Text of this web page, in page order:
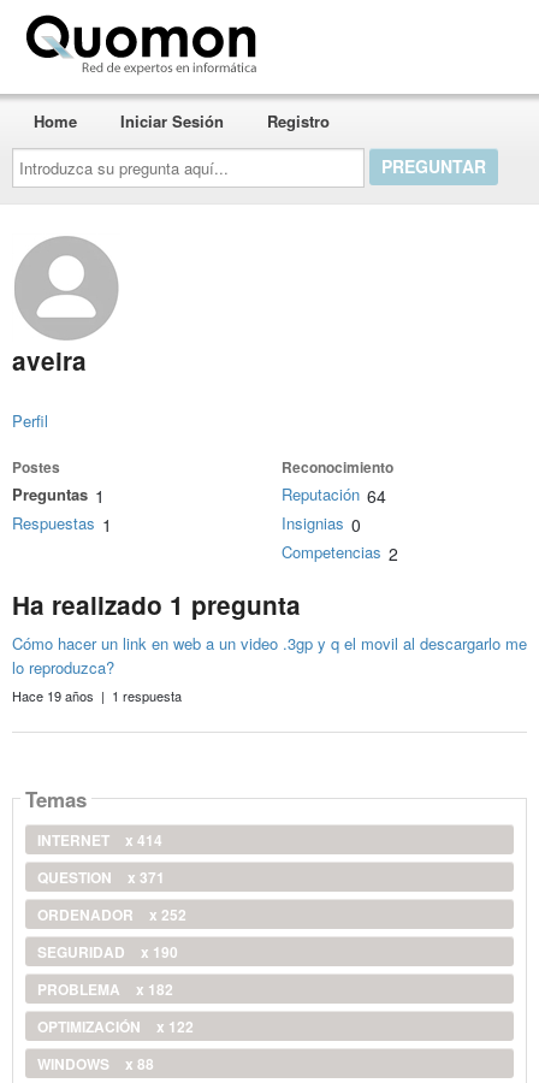
Introduzca
su
pregunta
aquí...
Home Iniciar Sesión Registro
aveira
Perfil
Postes
Preguntas 1
Respuestas 1
Reconocimiento
Reputación 64
Insignias 0
Competencias 2
Ha realizado 1 pregunta
Cómo hacer un link en web a un video .3gp y q el movil al descargarlo me
lo reproduzca?
Hace 19 años | 1 respuesta
Temas
INTERNET
x 414
QUESTION
x 371
ORDENADOR
x 252
SEGURIDAD
x 190
PROBLEMA
x 182
OPTIMIZACIÓN
x 122
WINDOWS
x 88